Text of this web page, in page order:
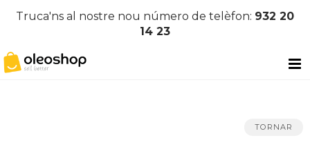
Truca'ns al nostre nou número de telèfon: 932 20
14 23
TORNAR